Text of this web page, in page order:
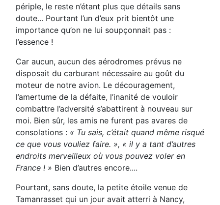
périple, le reste n’étant plus que détails sans
doute... Pourtant l’un d’eux prit bientôt une
importance qu’on ne lui soupçonnait pas :
l’essence !
Car aucun, aucun des aérodromes prévus ne
disposait du carburant nécessaire au goût du
moteur de notre avion. Le découragement,
l’amertume de la défaite, l’inanité de vouloir
combattre l’adversité s’abattirent à nouveau sur
moi. Bien sûr, les amis ne furent pas avares de
consolations : « Tu sais, c’était quand même risqué
ce que vous vouliez faire. », « il y a tant d’autres
endroits merveilleux où vous pouvez voler en
France ! » Bien d’autres encore....
Pourtant, sans doute, la petite étoile venue de
Tamanrasset qui un jour avait atterri à Nancy,